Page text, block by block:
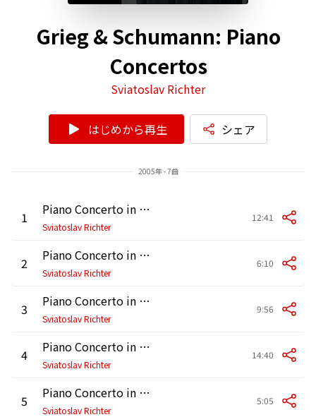
Grieg & Schumann: Piano
Concertos
Sviatoslav Richter
はじめから再生 シェア
2005年 - 7曲
1 Piano Concerto in A Minor, Op. 16: I. Allegro molto moderato
Sviatoslav Richter
12:41
2 Piano Concerto in A Minor, Op. 16: II. Adagio
Sviatoslav Richter
6:10
3 Piano Concerto in A Minor, Op. 16: III. Allegro moderato molto e marcato
Sviatoslav Richter
9:56
4 Piano Concerto in A Minor, Op. 54: I. Allegro affettuoso
Sviatoslav Richter
14:40
5 Piano Concerto in A Minor, Op. 54: II. Intermezzo. Andantino grazioso
Sviatoslav Richter
5:05